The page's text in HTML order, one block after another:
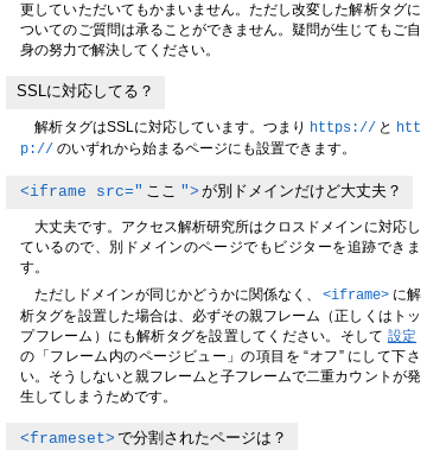
更していただいてもかまいません。ただし改変した解析タグに
ついてのご質問は承ることができません。疑問が生じてもご自
身の努力で解決してください。
SSLに対応してる？
解析タグはSSLに対応しています。つまり https:// と htt
p:// のいずれから始まるページにも設置できます。
<iframe src=" ここ "> が別ドメインだけど大丈夫？
大丈夫です。アクセス解析研究所はクロスドメインに対応し
ているので、別ドメインのページでもビジターを追跡できま
す。
ただしドメインが同じかどうかに関係なく、
<iframe> に解
析タグを設置した場合は、必ずその親フレーム（正しくはトッ
プフレーム）にも解析タグを設置してください。そして 設定
の「フレーム内のページビュー」の項目を “オフ” にして下さ
い。そうしないと親フレームと子フレームで二重カウントが発
生してしまうためです。
<frameset> で分割されたページは？